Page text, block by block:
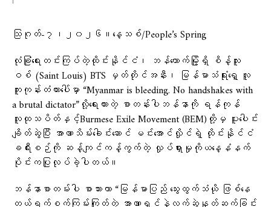
သြဂုတ်-၇၊၂၀၂၆။​နေ့သစ်/People’s Spring
လုံခြုံရေးတင်းကြပ်တဲ့ထိုင်းနိုင်ငံ၊ ဘန်ကောက်မြို့ရှိ စိန့်လူး
ဝစ် (Saint Louis) BTS မှတ်တိုင်အနီး၊ မြန်မာသံရုံးရှေ့ လူ
ကူးကုန်းတံတားပေါ်မှာ “Myanmar is bleeding. No handshakes with
a brutal dictator”လို့​ရေးထားတဲ့ စာတန်းပါဘန်နာကို ရန်ကုန်
လူထုသပိတ်နှင့်Burmese Exile Movement (BEM)တို့မှ ပူးပေါင်း
ချိတ်ဆွဲပြီး အာဏာသိမ်း​ခေါင်း​ဆောင် မင်းအောင်လှိုင်ရဲ့ ထိုင်းနိုင်ငံ
ခရီးစဉ်ကို ဆန့်ကျင်ကန့်ကွက်တဲ့ လှုပ်ရှားမှုကိုယ​​နေ့နံနက်
ပိုင်းကပြုလုပ်ခဲ့ပါတယ်။
ဘန်နာစာတမ်းပါ စာသားဟာ “မြန်မာပြည် သွေးထွက်သံယို ဖြစ်နေ